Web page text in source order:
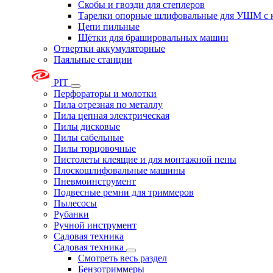
Скобы и гвозди для степлеров
Тарелки опорные шлифовальные для УШМ с
Цепи пильные
Щётки для брашировальных машин
Отвертки аккумуляторные
Паяльные станции
PIT
Перфораторы и молотки
Пила отрезная по металлу
Пила цепная электрическая
Пилы дисковые
Пилы сабельные
Пилы торцовочные
Пистолеты клеящие и для монтажной пены
Плоскошлифовальные машины
Пневмоинструмент
Подвесные ремни для триммеров
Пылесосы
Рубанки
Ручной инструмент
Садовая техника
Садовая техника
Смотреть весь раздел
Бензотриммеры